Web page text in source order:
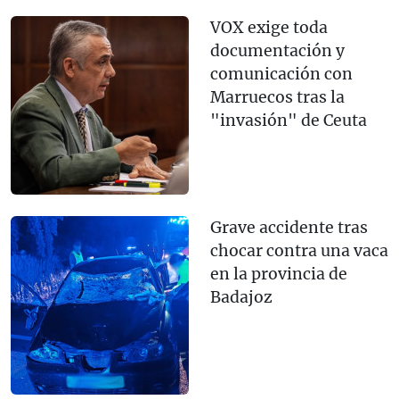
VOX exige toda
documentación y
comunicación con
Marruecos tras la
"invasión" de Ceuta
Grave accidente tras
chocar contra una vaca
en la provincia de
Badajoz